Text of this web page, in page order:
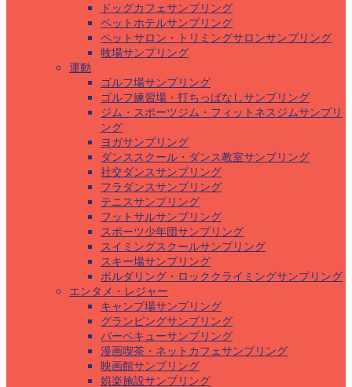
ドッグカフェサンプリング
ペットホテルサンプリング
ペットサロン・トリミングサロンサンプリング
牧場サンプリング
運動
ゴルフ場サンプリング
ゴルフ練習場・打ちっぱなしサンプリング
ジム・スポーツジム・フィットネスジムサンプリ
ング
ヨガサンプリング
ダンススクール・ダンス教室サンプリング
社交ダンスサンプリング
フラダンスサンプリング
テニスサンプリング
フットサルサンプリング
スポーツ少年団サンプリング
スイミングスクールサンプリング
スキー場サンプリング
ボルダリング・ロッククライミングサンプリング
エンタメ・レジャー
キャンプ場サンプリング
グランピングサンプリング
バーベキューサンプリング
漫画喫茶・ネットカフェサンプリング
映画館サンプリング
娯楽施設サンプリング